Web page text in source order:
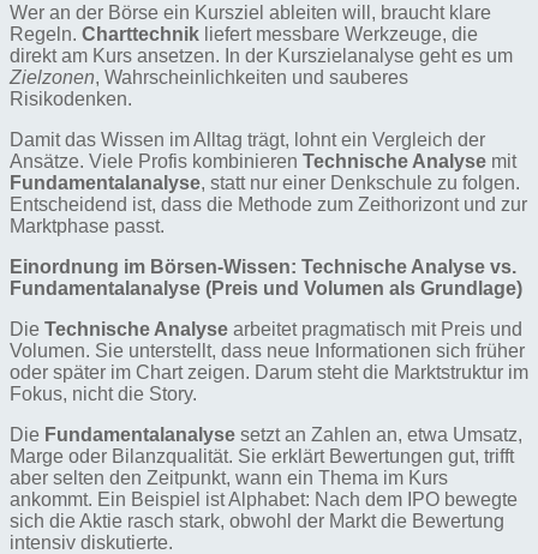
Wer an der Börse ein Kursziel ableiten will, braucht klare
Regeln. Charttechnik liefert messbare Werkzeuge, die
direkt am Kurs ansetzen. In der Kurszielanalyse geht es um
Zielzonen, Wahrscheinlichkeiten und sauberes
Risikodenken.
Damit das Wissen im Alltag trägt, lohnt ein Vergleich der
Ansätze. Viele Profis kombinieren Technische Analyse mit
Fundamentalanalyse, statt nur einer Denkschule zu folgen.
Entscheidend ist, dass die Methode zum Zeithorizont und zur
Marktphase passt.
Einordnung im Börsen-Wissen: Technische Analyse vs.
Fundamentalanalyse (Preis und Volumen als Grundlage)
Die Technische Analyse arbeitet pragmatisch mit Preis und
Volumen. Sie unterstellt, dass neue Informationen sich früher
oder später im Chart zeigen. Darum steht die Marktstruktur im
Fokus, nicht die Story.
Die Fundamentalanalyse setzt an Zahlen an, etwa Umsatz,
Marge oder Bilanzqualität. Sie erklärt Bewertungen gut, trifft
aber selten den Zeitpunkt, wann ein Thema im Kurs
ankommt. Ein Beispiel ist Alphabet: Nach dem IPO bewegte
sich die Aktie rasch stark, obwohl der Markt die Bewertung
intensiv diskutierte.